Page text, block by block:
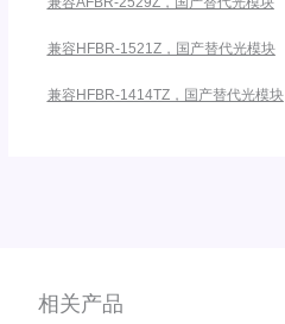
兼容HFBR-1521Z，国产替代光模块
兼容HFBR-1414TZ，国产替代光模块
相关产品